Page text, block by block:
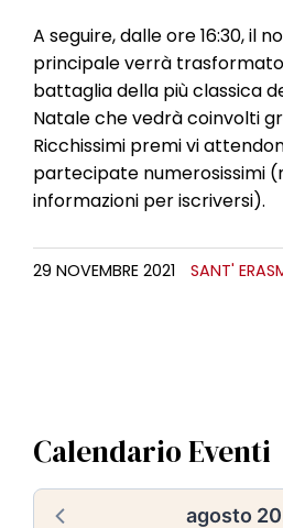
A seguire, dalle ore 16:30, il
principale verrà
battaglia della più classica
Natale che vedrà coinvolti
Ricchissimi premi vi
partecipate numerosissimi
informazioni per iscriversi).
29 NOVEMBRE 2021 SANT'
Calendario Eventi
agosto